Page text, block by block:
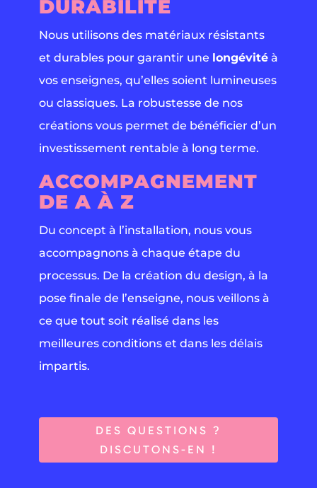
DURABILITÉ
Nous utilisons des matériaux résistants
et durables pour garantir une longévitéà
vos enseignes, qu’elles soient lumineuses
ou classiques. La robustesse de nos
créations vous permet de bénéficier d’un
investissement rentable à long terme.
ACCOMPAGNEMENT
DE A À Z
Du concept à l’installation, nous vous
accompagnons à chaque étape du
processus. De la création du design, à la
pose finale de l’enseigne, nous veillons à
ce que tout soit réalisé dans les
meilleures conditions et dans les délais
impartis.
DES QUESTIONS ?
DISCUTONS-EN !